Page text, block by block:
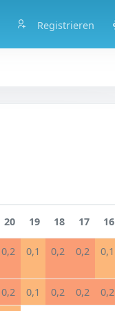
Registrieren
20 19 18 17 16
0,2 0,1 0,2 0,2 0,1
0,2 0,1 0,2 0,2 0,2